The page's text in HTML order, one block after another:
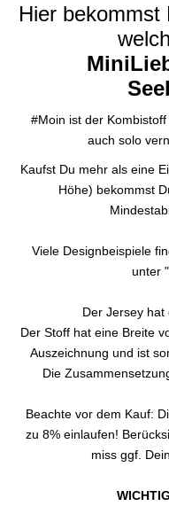
Hier bekommst
#Moin ist der
auch solo
Kaufst Du mehr als eine
Höhe) bekommst
Viele Designbeispiele
unter
Der Jersey hat
Der Stoff hat eine Breite
Auszeichnung und ist
Die
Beachte vor dem Kauf:
zu 8% einlaufen!
miss ggf.